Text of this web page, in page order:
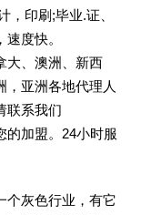
，印刷;毕业.证、
度快。
大、澳洲、新西
，亚洲各地代理人
联系我们
加盟。24小时服
个灰色行业，有它